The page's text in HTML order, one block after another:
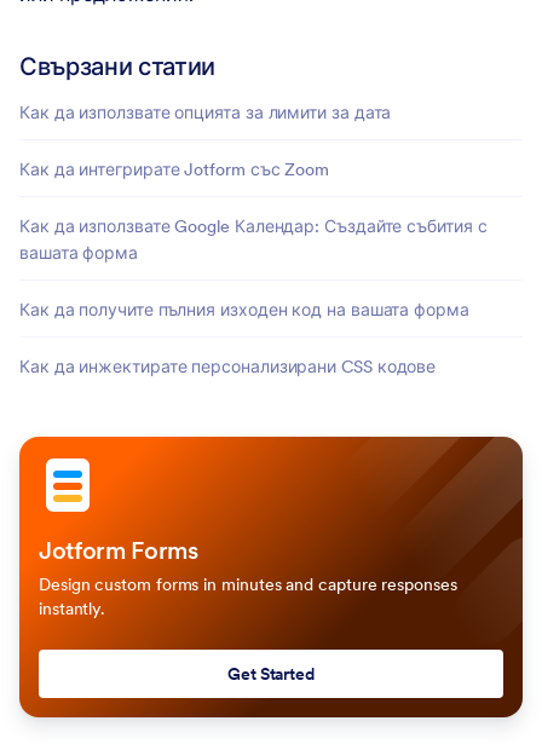
Свързани статии
Как да използвате опцията за лимити за дата
Как да интегрирате Jotform със Zoom
Как да използвате Google Календар: Създайте събития с
вашата форма
Как да получите пълния изходен код на вашата форма
Как да инжектирате персонализирани CSS кодове
Jotform Forms
Design custom forms in minutes and capture responses
instantly.
Get Started